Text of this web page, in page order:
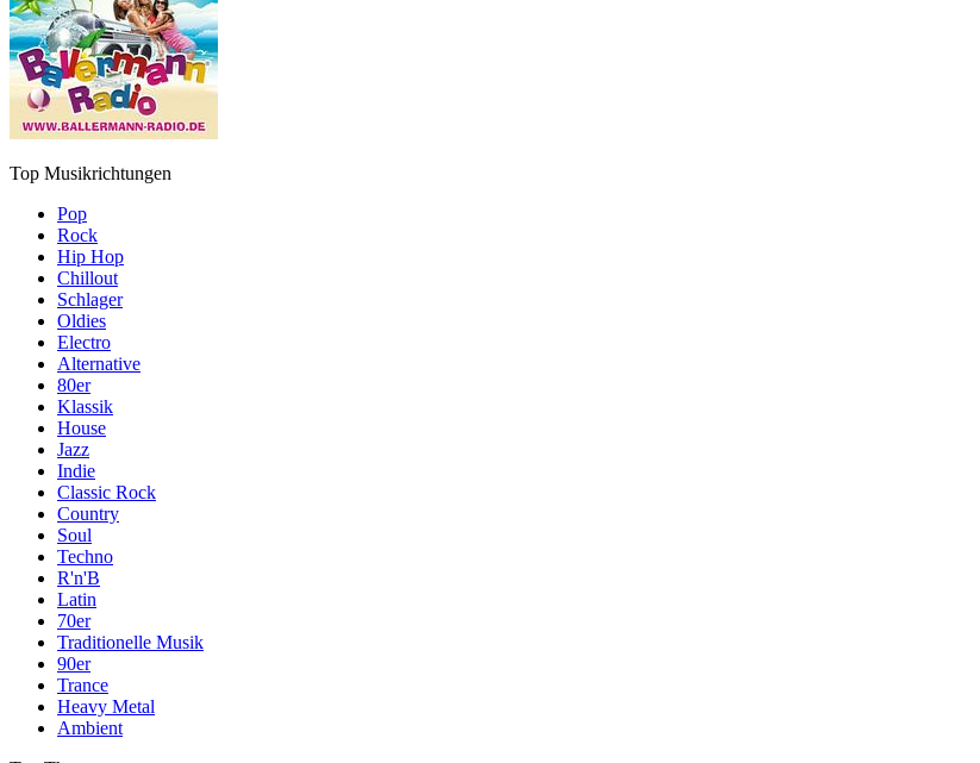
Top Musikrichtungen
Pop
Rock
Hip Hop
Chillout
Schlager
Oldies
Electro
Alternative
80er
Klassik
House
Jazz
Indie
Classic Rock
Country
Soul
Techno
R'n'B
Latin
70er
Traditionelle Musik
90er
Trance
Heavy Metal
Ambient